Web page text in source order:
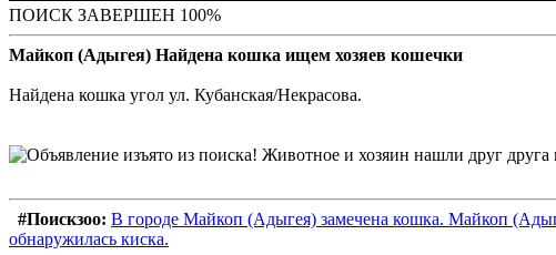
ПОИСК ЗАВЕРШЕН 100%
Майкоп (Адыгея) Найдена кошка ищем хозяев кошечки
Найдена кошка угол ул. Кубанская/Некрасова.
#Поискзоо: В городе Майкоп (Адыгея) замечена кошка. Майкоп
обнаружилась киска.